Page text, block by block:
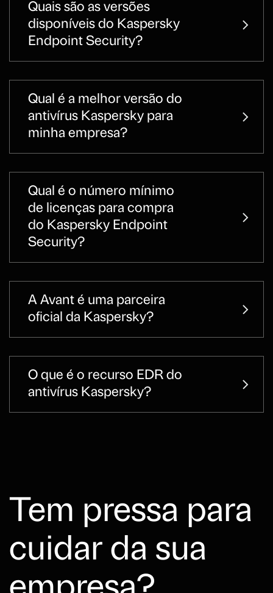
Quais são as versões
disponíveis do Kaspersky
Endpoint Security?
Qual é a melhor versão do
antivírus Kaspersky para
minha empresa?
Qual é o número mínimo
de licenças para compra
do Kaspersky Endpoint
Security?
A Avant é uma parceira
oficial da Kaspersky?
O que é o recurso EDR do
antivírus Kaspersky?
Tem pressa para
cuidar da sua